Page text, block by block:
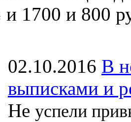
и 1700 и 800
02.10.2016 В
выписками и
Не успели